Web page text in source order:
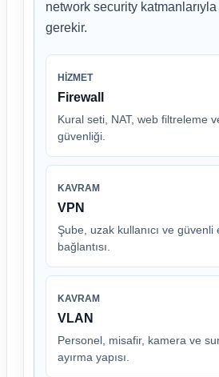
network security
gerekir.
HIZMET
Firewall
Kural seti, NAT, web filtreleme
güvenliği.
KAVRAM
VPN
Şube, uzak kullanıcı ve güvenli
bağlantısı.
KAVRAM
VLAN
Personel, misafir, kamera ve
ayırma yapısı.